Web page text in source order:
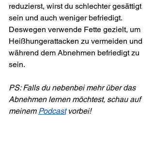
reduzierst, wirst du schlechter gesättigt
sein und auch weniger befriedigt.
Deswegen verwende Fette gezielt, um
Heißhungerattacken zu vermeiden und
während dem Abnehmen befriedigt zu
sein.
PS: Falls du nebenbei mehr über das
Abnehmen lernen möchtest, schau auf
meinem Podcast vorbei!